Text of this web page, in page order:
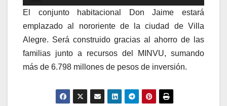
de
El conjunto habitacional Don Jaime estará
emplazado al nororiente de la ciudad de Villa
Alegre. Será construido gracias al ahorro de las
familias junto a recursos del MINVU, sumando
más de 6.798 millones de pesos de inversión.